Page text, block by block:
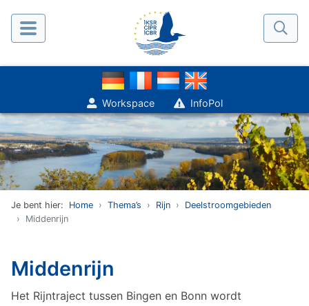
Workspace InfoPol
Je bent hier: Home Thema’s Rijn
Deelstroomgebieden
Middenrijn
Middenrijn
Het Rijntraject tussen Bingen en Bonn wordt